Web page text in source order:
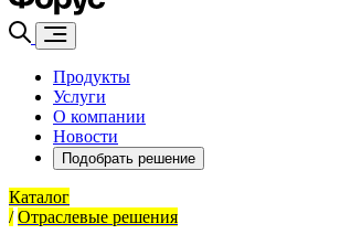
Продукты
Услуги
О компании
Новости
Подобрать решение
Каталог
/ Отраслевые решения